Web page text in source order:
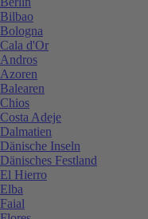
Bilbao
Bologna
Cala d'Or
Andros
Azoren
Balearen
Chios
Costa Adeje
Dalmatien
Dänische Inseln
Dänisches Festland
El Hierro
Elba
Faial